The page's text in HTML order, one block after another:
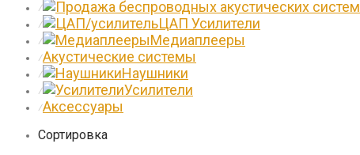
⁄
⁄ ЦАП Усилители
⁄ Медиаплееры
⁄Акустические системы
⁄ Наушники
⁄ Усилители
⁄Аксессуары
Сортировка